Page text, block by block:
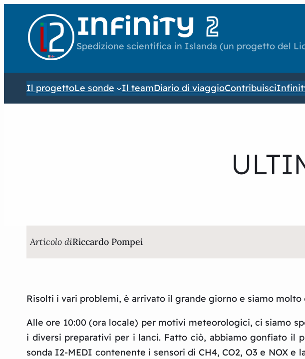
Spedizione scientifica in Islanda (un progetto del
Il progettoLe sonde Il teamDiario di viaggioContribuisci
Articolo diRiccardo Pompei
Risolti i vari problemi, è arrivato il grande giorno e siamo
Alle ore 10:00 (ora locale) per motivi meteorologici, ci siamo
i diversi preparativi per i lanci. Fatto ciò, abbiamo gonfiato il
sonda I2-MEDI contenente i sensori di CH4, CO2, O3 e NOX